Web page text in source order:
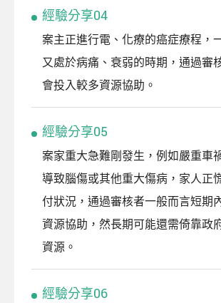
經驗分享04
案主正進行電、化療的癌症療程，
又處於病痛、衰弱的時期，通過審
會投入較多資源協助。
經驗分享05
案家重大急難剛發生，例如嚴重車
導致腦傷或其他重大傷病，家人正
付狀況，通過審核者一般而言短期
資源協助，然長期可能還需倚靠政
資源。
經驗分享06